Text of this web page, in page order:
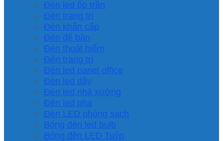
Đèn led ốp trần
Đèn trang trí
Đèn khẩn cấp
Đèn để bàn
Đèn thoát hiểm
Đèn trang trí
Đèn led panel office
Đèn led dây
Đèn led nhà xưởng
Đèn led pha
Đèn LED phòng sạch
Bóng đèn led bulb
Bóng đèn LED Tuýp